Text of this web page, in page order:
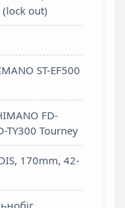
(lock out)
ST-EF500
FD-
TY300 Tourney
170mm, 42-